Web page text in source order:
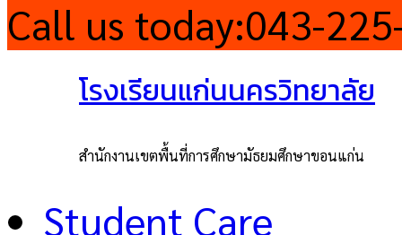
Call us today:043-
โรงเรียนแก่นนครวิทยาลัย
สำนักงานเขตพื้นที่การศึกษามัธยมศึกษาขอนแก่น
Student Care